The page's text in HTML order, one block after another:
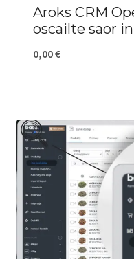
Aroks CRM
oscailte saor
0,00€